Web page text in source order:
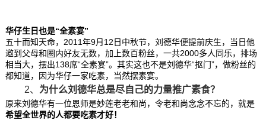
华仔生日也是“全素宴”
五十而知天命，2011年9月12日中秋节，刘德华便提前庆生，当日他
邀到父母和圈内好友无数，加上数百粉丝，一共2000多人同乐，排场
相当大，摆出138席“全素宴”。其实这也不是刘德华“抠门”，做粉丝的
都知道，因为华仔一家吃素，当然摆素宴。
2、 为什么刘德华总是尽自己的力量推广素食？
原来刘德华有一位恩师是妙莲老老和尚，令老和尚念念不忘的，就是
希望全世界的人都要吃素才好！